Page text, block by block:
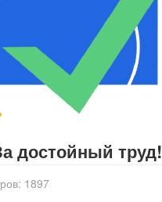
достойный труд!
1897